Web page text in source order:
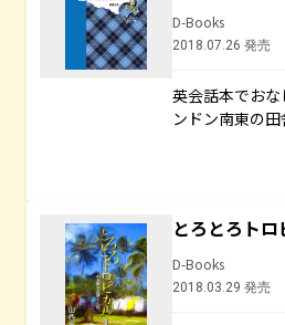
D-Books
2018.07.26 発売
英会話本でお
ンドン南東の田
とろとろト
D-Books
2018.03.29 発売